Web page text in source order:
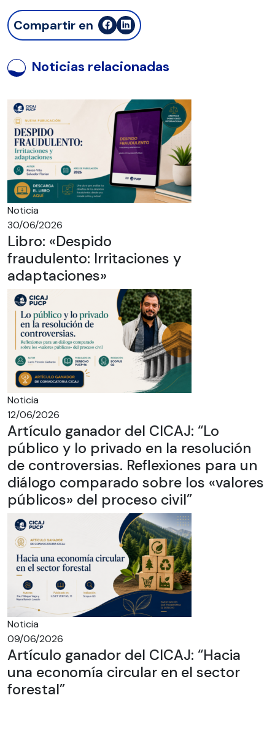
Compartir en
Noticias relacionadas
Noticia
30/06/2026
Libro: «Despido
fraudulento: Irritaciones y
adaptaciones»
Noticia
12/06/2026
Artículo ganador del CICAJ: “Lo
público y lo privado en la resolución
de controversias. Reflexiones para un
diálogo comparado sobre los «valores
públicos» del proceso civil”
Noticia
09/06/2026
Artículo ganador del CICAJ: “Hacia
una economía circular en el sector
forestal”